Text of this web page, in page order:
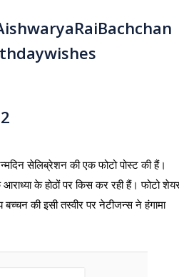
सेलिब्रेशन की एक फोटो पोस्ट की हैं।
आराध्या के होठों पर किस कर रही हैं। फोटो
बच्चन की इसी तस्वीर पर नेटीजन्स ने हंगामा